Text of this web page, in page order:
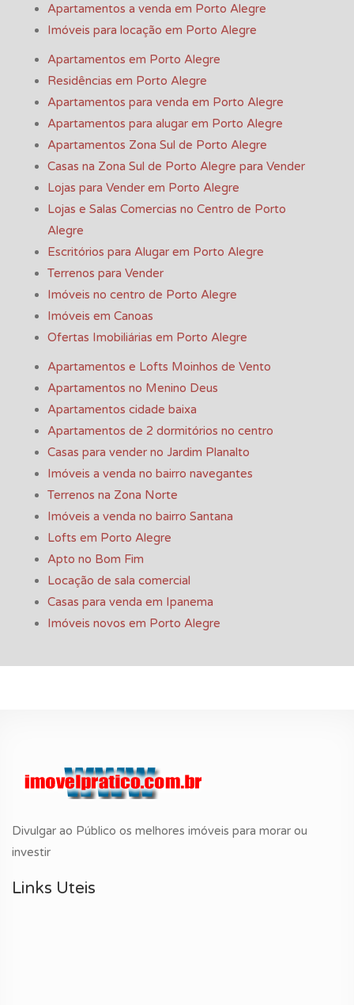
Apartamentos a venda em Porto Alegre
Imóveis para locação em Porto Alegre
Apartamentos em Porto Alegre
Residências em Porto Alegre
Apartamentos para venda em Porto Alegre
Apartamentos para alugar em Porto Alegre
Apartamentos Zona Sul de Porto Alegre
Casas na Zona Sul de Porto Alegre para Vender
Lojas para Vender em Porto Alegre
Lojas e Salas Comercias no Centro de Porto
Alegre
Escritórios para Alugar em Porto Alegre
Terrenos para Vender
Imóveis no centro de Porto Alegre
Imóveis em Canoas
Ofertas Imobiliárias em Porto Alegre
Apartamentos e Lofts Moinhos de Vento
Apartamentos no Menino Deus
Apartamentos cidade baixa
Apartamentos de 2 dormitórios no centro
Casas para vender no Jardim Planalto
Imóveis a venda no bairro navegantes
Terrenos na Zona Norte
Imóveis a venda no bairro Santana
Lofts em Porto Alegre
Apto no Bom Fim
Locação de sala comercial
Casas para venda em Ipanema
Imóveis novos em Porto Alegre
Divulgar ao Público os melhores imóveis para morar ou
investir
Links Uteis